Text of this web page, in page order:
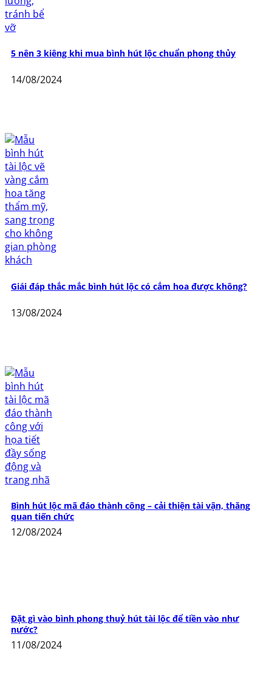
5 nên 3 kiêng khi mua bình hút lộc chuẩn phong thủy
14/08/2024
Giái đáp thắc mắc bình hút lộc có cắm hoa được không?
13/08/2024
Bình hút lộc mã đáo thành công – cải thiện tài vận, thăng
quan tiến chức
12/08/2024
Đặt gì vào bình phong thuỷ hút tài lộc để tiền vào như
nước?
11/08/2024